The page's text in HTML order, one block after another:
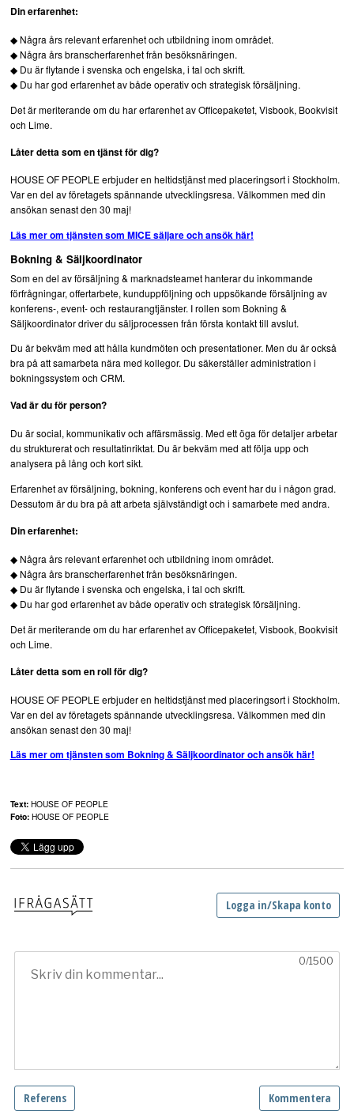
Din erfarenhet:
◆ Några års relevant erfarenhet och utbildning inom området.
◆ Några års branscherfarenhet från besöksnäringen.
◆ Du är flytande i svenska och engelska, i tal och skrift.
◆ Du har god erfarenhet av både operativ och strategisk försäljning.
Det är meriterande om du har erfarenhet av Ofﬁcepaketet, Visbook, Bookvisit
och Lime.
Låter detta som en tjänst för dig?
HOUSE OF PEOPLE erbjuder en heltidstjänst med placeringsort i Stockholm.
Var en del av företagets spännande utvecklingsresa. Välkommen med din
ansökan senast den 30 maj!
Läs mer om tjänsten som MICE säljare och ansök här!
Bokning & Säljkoordinator
Som en del av försäljning & marknadsteamet hanterar du inkommande
förfrågningar, offertarbete, kunduppföljning och uppsökande försäljning av
konferens-, event- och restaurangtjänster. I rollen som Bokning &
Säljkoordinator driver du säljprocessen från första kontakt till avslut.
Du är bekväm med att hålla kundmöten och presentationer. Men du är också
bra på att samarbeta nära med kollegor. Du säkerställer administration i
bokningssystem och CRM.
Vad är du för person?
Du är social, kommunikativ och affärsmässig. Med ett öga för detaljer arbetar
du strukturerat och resultatinriktat. Du är bekväm med att följa upp och
analysera på lång och kort sikt.
Erfarenhet av försäljning, bokning, konferens och event har du i någon grad.
Dessutom är du bra på att arbeta självständigt och i samarbete med andra.
Din erfarenhet:
◆ Några års relevant erfarenhet och utbildning inom området.
◆ Några års branscherfarenhet från besöksnäringen.
◆ Du är flytande i svenska och engelska, i tal och skrift.
◆ Du har god erfarenhet av både operativ och strategisk försäljning.
Det är meriterande om du har erfarenhet av Ofﬁcepaketet, Visbook, Bookvisit
och Lime.
Låter detta som en roll för dig?
HOUSE OF PEOPLE erbjuder en heltidstjänst med placeringsort i Stockholm.
Var en del av företagets spännande utvecklingsresa. Välkommen med din
ansökan senast den 30 maj!
Läs mer om tjänsten som Bokning & Säljkoordinator och ansök här!
Text: HOUSE OF PEOPLE
Foto: HOUSE OF PEOPLE